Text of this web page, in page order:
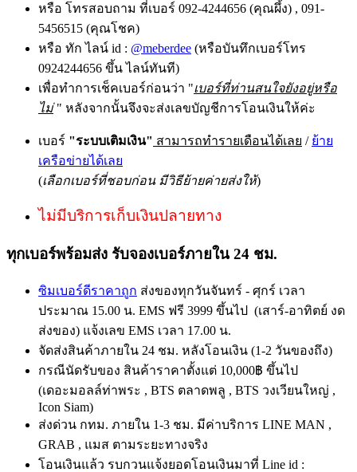
หรือ โทรสอบถาม ที่เบอร์ 092-4244656 (คุณผึ้ง) , 091-
5456515 (คุณโชค)
หรือ ทัก ไลน์ id : @meberdee (หรือบันทึกเบอร์โทร
0924244656 ขึ้น ไลน์ทันที)
เพื่อทำการเช็คเบอร์ก่อนว่า "เบอร์ที่ท่านสนใจยังอยู่หรือ
ไม่" หลังจากนั้นจึงจะส่งเลขบัญชีการโอนเงินให้ค่ะ
เบอร์ "ระบบเติมเงิน" สามารถทำรายเดือนได้เลย / ย้าย
เครือข่ายได้เลย
(เลือกเบอร์ที่ชอบก่อน มีวิธีย้ายค่ายส่งให้)
ไม่มีบริการเก็บเงินปลายทาง
ทุกเบอร์พร้อมส่ง รับจองเบอร์ภายใน 24 ชม.
ซิมเบอร์ดีราคาถูก ส่งของทุกวันจันทร์ - ศุกร์ เวลา
ประมาณ 15.00 น. EMS ฟรี 3999 ขึ้นไป (เสาร์-อาทิตย์ งด
ส่งของ) แจ้งเลข EMS เวลา 17.00 น.
จัดส่งสินค้าภายใน 24 ชม. หลังโอนเงิน (1-2 วันของถึง)
กรณีนัดรับของ สินค้าราคาตั้งแต่ 10,000฿ ขึ้นไป
(เดอะมอลล์ท่าพระ , BTS ตลาดพลู , BTS วงเวียนใหญ่ ,
Icon Siam)
ส่งด่วน กทม. ภายใน 1-3 ชม. มีค่าบริการ LINE MAN ,
GRAB , แมส ตามระยะทางจริง
โอนเงินแล้ว รบกวนแจ้งยอดโอนเงินมาที่ Line id :